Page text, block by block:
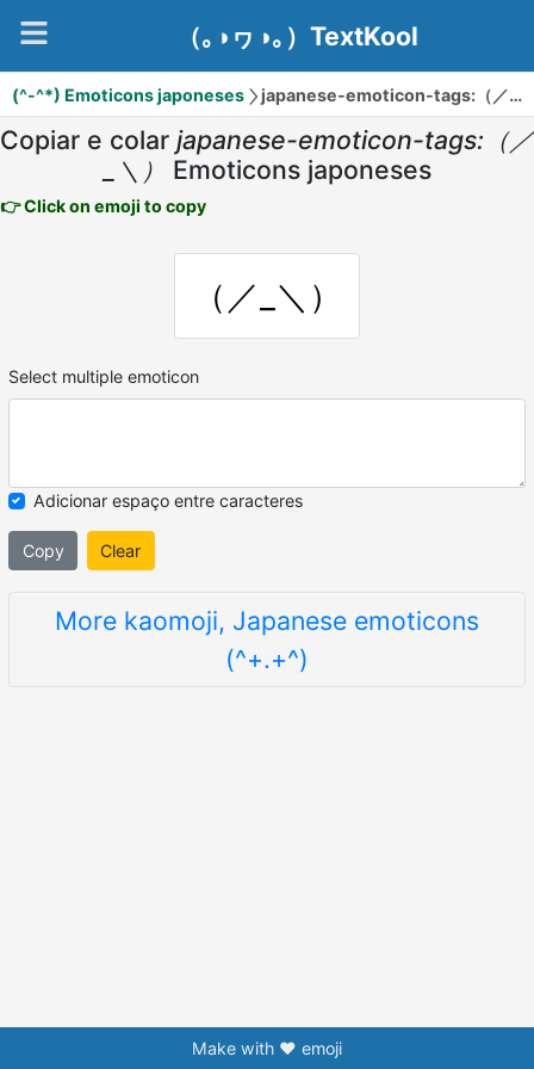
（｡◑ヮ◑｡）TextKool
(^-^*) Emoticons japoneses japanese-emoticon-tags:（／_＼）
Copiar e colar japanese-emoticon-tags:（／
_＼）
Emoticons japoneses
👉 Click on emoji to copy
（／_＼）
Select multiple emoticon
Adicionar espaço entre caracteres
Copy Clear
More kaomoji, Japanese emoticons
(^+.+^)
Make with ❤️ emoji